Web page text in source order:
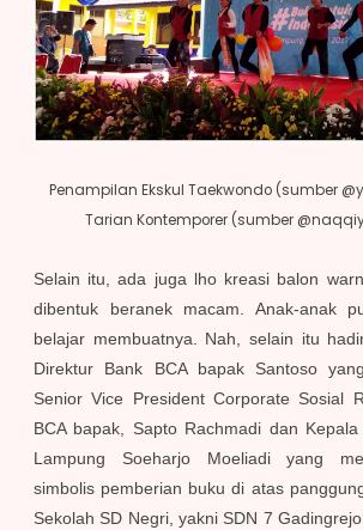
Penampilan Ekskul Taekwondo (sumber
Tarian Kontemporer (sumber
Selain itu, ada juga lho kreasi balon
dibentuk beranek macam. Anak-anak
belajar membuatnya. Nah, selain itu
Direktur Bank BCA bapak Santoso
Senior Vice President Corporate Sosial
BCA bapak, Sapto Rachmadi dan
Lampung Soeharjo Moeliadi yang
simbolis pemberian buku di atas
Sekolah SD Negri, yakni SDN 7